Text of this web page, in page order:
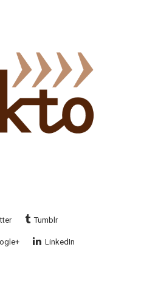
Tumblr
LinkedIn